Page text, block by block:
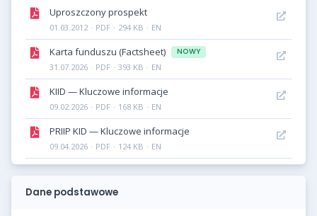
Uproszczony prospekt
01.03.2012 · PDF · 294 KB · EN
Karta funduszu (Factsheet)
NOWY
31.07.2026 · PDF · 393 KB · EN
KIID — Kluczowe informacje
09.02.2026 · PDF · 168 KB · EN
PRIIP KID — Kluczowe informacje
09.04.2026 · PDF · 124 KB · EN
Dane podstawowe